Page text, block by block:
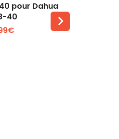
plus +
pour Dahua
40